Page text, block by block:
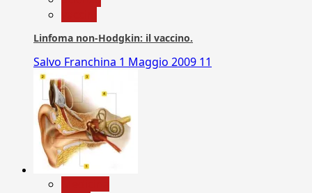
Linfoma non-Hodgkin: il vaccino.
Salvo Franchina 1 Maggio 2009 11